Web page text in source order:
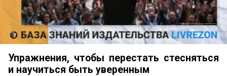
Упражнения, чтобы перестать стесняться
и научиться быть уверенным